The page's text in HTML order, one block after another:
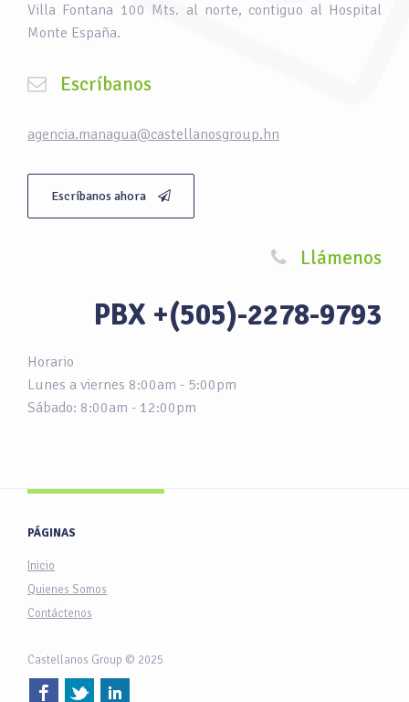
Villa Fontana 100 Mts. al norte, contiguo al Hospital
Monte España.
Escríbanos
agencia.managua@castellanosgroup.hn
Escríbanos ahora
Llámenos
PBX +(505)-2278-9793
Horario
Lunes a viernes 8:00am - 5:00pm
Sábado: 8:00am - 12:00pm
PÁGINAS
Inicio
Quienes Somos
Contáctenos
Castellanos Group © 2025